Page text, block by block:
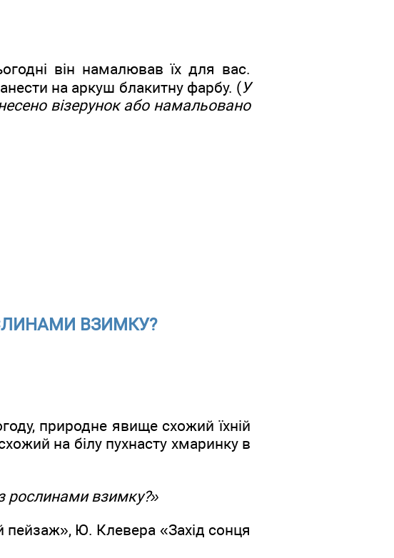
він намалював їх для вас.
на аркуш блакитну фарбу. (У
візерунок або намальовано
ВЗИМКУ?
природне явище схожий їхній
на білу пухнасту хмаринку в
рослинами взимку?»
Ю. Клевера «Захід сонця